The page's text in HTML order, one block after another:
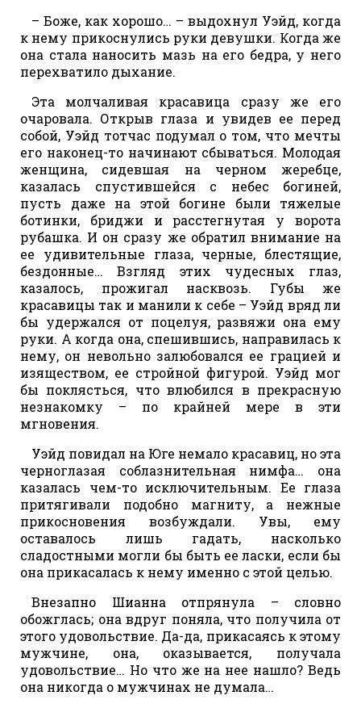
– Боже, как хорошо… – выдохнул Уэйд, когда
к нему прикоснулись руки девушки. Когда же
она стала наносить мазь на его бедра, у него
перехватило дыхание.
Эта молчаливая красавица сразу же его
очаровала. Открыв глаза и увидев ее перед
собой, Уэйд тотчас подумал о том, что мечты
его наконец-то начинают сбываться. Молодая
женщина, сидевшая на черном жеребце,
казалась спустившейся с небес богиней,
пусть даже на этой богине были тяжелые
ботинки, бриджи и расстегнутая у ворота
рубашка. И он сразу же обратил внимание на
ее удивительные глаза, черные, блестящие,
бездонные… Взгляд этих чудесных глаз,
казалось, прожигал насквозь. Губы же
красавицы так и манили к себе – Уэйд вряд ли
бы удержался от поцелуя, развяжи она ему
руки. А когда она, спешившись, направилась к
нему, он невольно залюбовался ее грацией и
изяществом, ее стройной фигурой. Уэйд мог
бы поклясться, что влюбился в прекрасную
незнакомку – по крайней мере в эти
мгновения.
Уэйд повидал на Юге немало красавиц, но эта
черноглазая соблазнительная нимфа… она
казалась чем-то исключительным. Ее глаза
притягивали подобно магниту, а нежные
прикосновения возбуждали. Увы, ему
оставалось лишь гадать, насколько
сладостными могли бы быть ее ласки, если бы
она прикасалась к нему именно с этой целью.
Внезапно Шианна отпрянула – словно
обожглась; она вдруг поняла, что получила от
этого удовольствие. Да-да, прикасаясь к этому
мужчине, она, оказывается, получала
удовольствие… Но что же на нее нашло? Ведь
она никогда о мужчинах не думала…